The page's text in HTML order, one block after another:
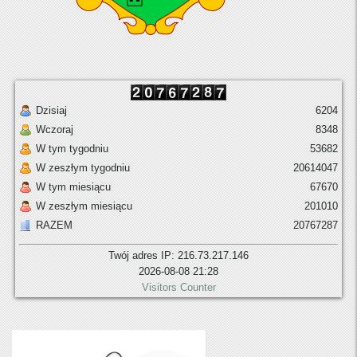
Dzisiaj
Wczoraj
W tym tygodniu
W zeszłym tygodniu
W tym miesiącu
W zeszłym miesiącu
RAZEM
6204
8348
53682
20614047
67670
201010
20767287
Twój adres IP: 216.73.217.146
2026-08-08 21:28
Visitors Counter